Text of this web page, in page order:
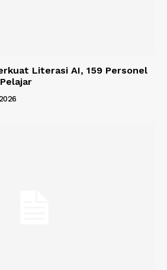
Literasi AI, 159 Personel